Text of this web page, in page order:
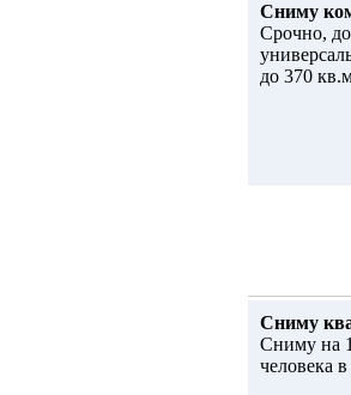
Сниму
Срочно,
до 370
Сниму
Сниму на
человека